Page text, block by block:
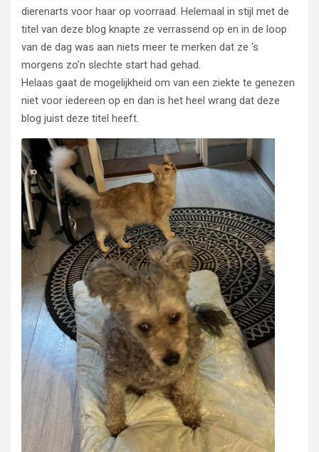
dierenarts voor haar op voorraad. Helemaal in stijl met de
titel van deze blog knapte ze verrassend op en in de loop
van de dag was aan niets meer te merken dat ze ‘s
morgens zo’n slechte start had gehad.
Helaas gaat de mogelijkheid om van een ziekte te genezen
niet voor iedereen op en dan is het heel wrang dat deze
blog juist deze titel heeft.